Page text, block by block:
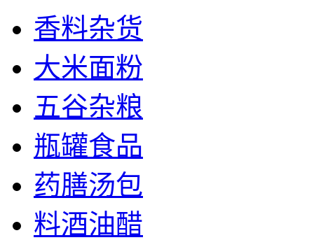
香料杂货
大米面粉
五谷杂粮
瓶罐食品
药膳汤包
料酒油醋